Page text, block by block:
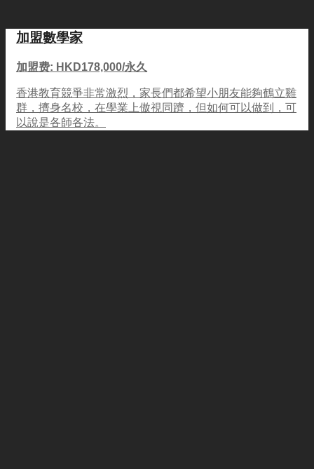
加盟數學家
加盟费: HKD178,000/永久
香港教育競爭非常激烈，家長們都希望小朋友能夠鶴立雞
群，擠身名校，在學業上傲視同躋，但如何可以做到，可
以說是各師各法。